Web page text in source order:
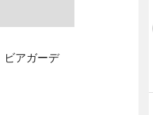
ビアガーデ